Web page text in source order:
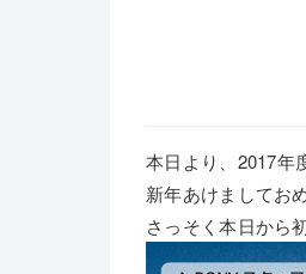
本日より、2017年
新年あけましてお
さっそく本日から